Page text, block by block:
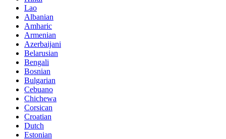
Lao
Albanian
Amharic
Armenian
Azerbaijani
Belarusian
Bengali
Bosnian
Bulgarian
Cebuano
Chichewa
Corsican
Croatian
Dutch
Estonian